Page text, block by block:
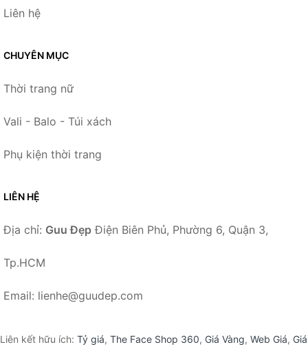
Liên hệ
CHUYÊN MỤC
Thời trang nữ
Vali - Balo - Túi xách
Phụ kiện thời trang
LIÊN HỆ
Địa chỉ: Guu Đẹp Điện Biên Phủ, Phường 6, Quận 3,
Tp.HCM
Email: lienhe@guudep.com
Liên kết hữu ích: Tỷ giá, The Face Shop 360, Giá Vàng, Web Giá, Giá